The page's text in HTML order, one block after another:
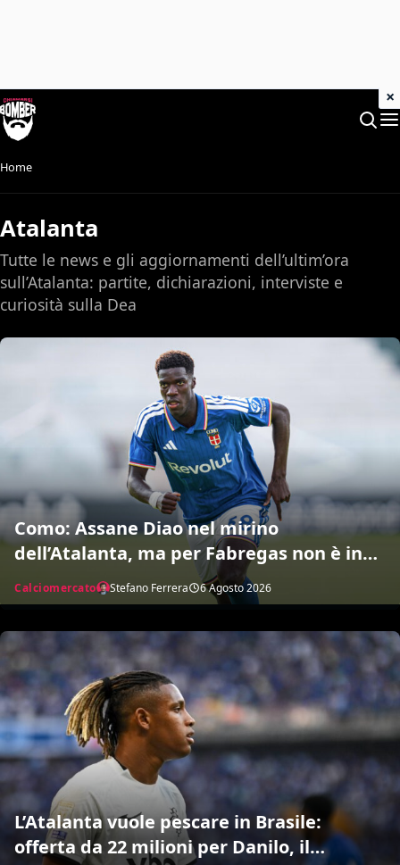
Home
Atalanta
Tutte le news e gli aggiornamenti dell’ultim’ora
sull’Atalanta: partite, dichiarazioni, interviste e
curiosità sulla Dea
Como: Assane Diao nel mirino
dell’Atalanta, ma per Fabregas non è in
uscita
Calciomercato Stefano Ferrera 6 Agosto 2026
L’Atalanta vuole pescare in Brasile:
offerta da 22 milioni per Danilo, il
×